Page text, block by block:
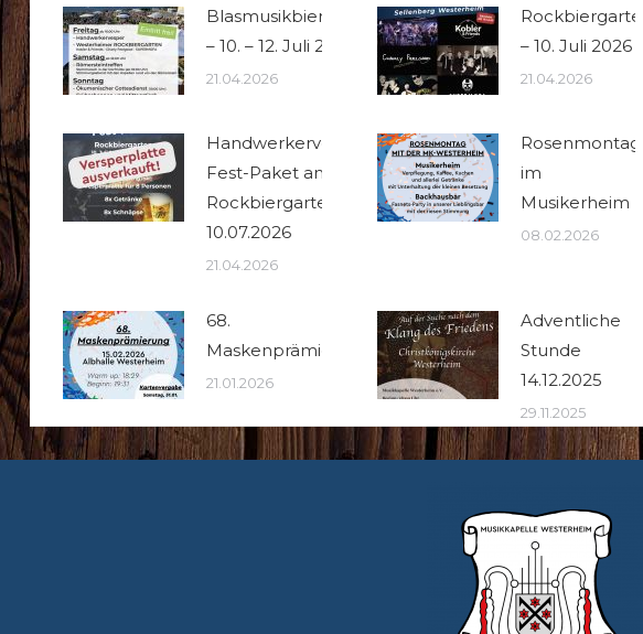
Blasmusikbiergarten
– 10. – 12. Juli 2026
21.04.2026
Rockbiergarten
– 10. Juli 2026
21.04.2026
Handwerkervesper
Fest-Paket am
Rockbiergarten
10.07.2026
21.04.2026
Rosenmontag
im
Musikerheim
08.02.2026
68.
Maskenprämierung
21.01.2026
Adventliche
Stunde
14.12.2025
29.11.2025